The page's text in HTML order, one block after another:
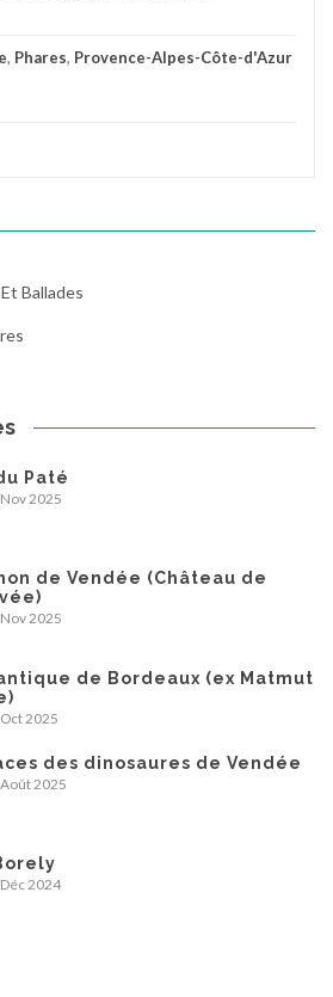
, Phares, Provence-Alpes-Côte-d'Azur
Ballades
Paté
2025
de Vendée (Château de
2025
de Bordeaux (ex Matmut
2025
des dinosaures de Vendée
2025
2024